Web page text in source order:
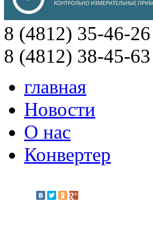
8 (4812) 35-46-26
8 (4812) 38-45-63
главная
Новости
О нас
Конвертер